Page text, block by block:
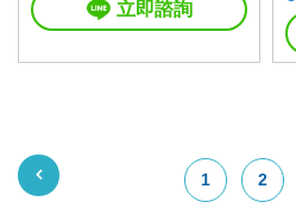
立即諮詢
1 2